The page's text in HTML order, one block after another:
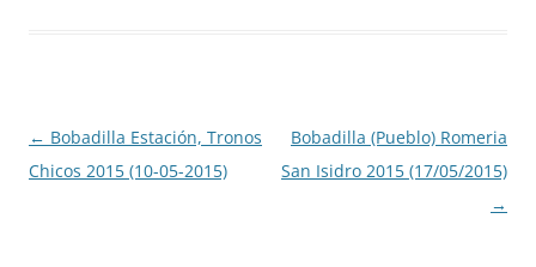
Navegación
de
← Bobadilla Estación, Tronos
Chicos 2015 (10-05-2015)
Bobadilla (Pueblo) Romeria
San Isidro 2015 (17/05/2015)
→